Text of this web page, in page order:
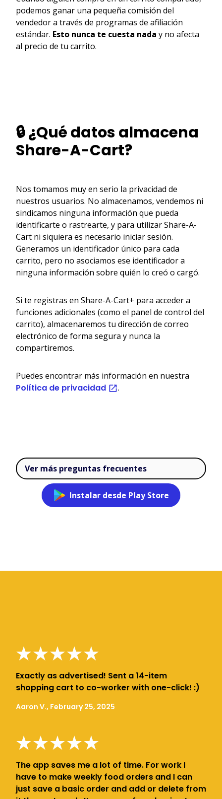
podemos ganar una pequeña comisión del
vendedor a través de programas de afiliación
estándar. Esto nunca te cuesta nada y no afecta
al precio de tu carrito.
🔒 ¿Qué datos almacena
Share-A-Cart?
Nos tomamos muy en serio la privacidad de
nuestros usuarios. No almacenamos, vendemos ni
sindicamos ninguna información que pueda
identificarte o rastrearte, y para utilizar Share-A-
Cart ni siquiera es necesario iniciar sesión.
Generamos un identificador único para cada
carrito, pero no asociamos ese identificador a
ninguna información sobre quién lo creó o cargó.
Si te registras en Share-A-Cart+ para acceder a
funciones adicionales (como el panel de control del
carrito), almacenaremos tu dirección de correo
electrónico de forma segura y nunca la
compartiremos.
Puedes encontrar más información en nuestra
Política de privacidad .
Ver más preguntas frecuentes
Instalar desde Play Store
Exactly as advertised! Sent a 14-item
shopping cart to co-worker with one-click! :)
Aaron V., February 25, 2025
The app saves me a lot of time. For work I
have to make weekly food orders and I can
just save a basic order and add or delete from